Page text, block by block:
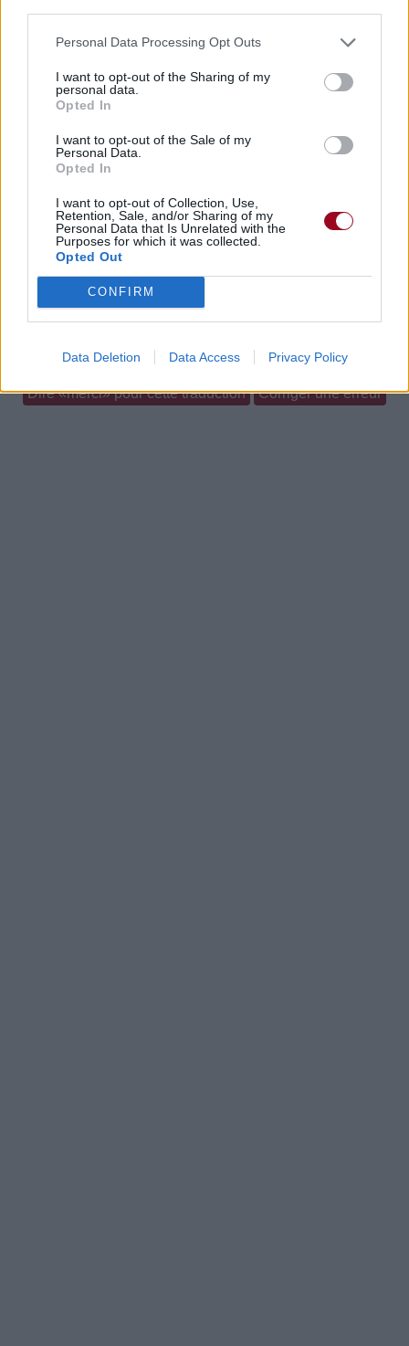
Personal Data Processing Opt Outs
I want to opt-out of the Sharing of my
personal data.
Opted In
I want to opt-out of the Sale of my
Personal Data.
Opted In
I want to opt-out of Collection, Use,
Retention, Sale, and/or Sharing of my
Personal Data that Is Unrelated with the
Purposes for which it was collected.
Opted Out
CONFIRM
Data Deletion Data Access Privacy Policy
Vous aimez chanter, apprenez la guitare chez
Télécharger légalement les MP3 ou trouver le CD sur
Trouver un instrument de musique ou une partition au
meilleur prix sur
Paroles + Traduction Téléchargement
Vidéos
Commentaires
Paroles + Traduction Téléchargement
Dire «merci» pour cette traduction Corriger une erreur